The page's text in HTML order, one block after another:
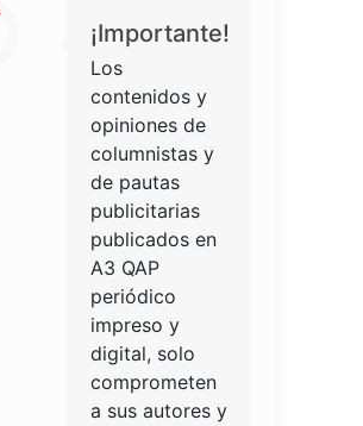
¡Importante!
Los
contenidos y
opiniones de
columnistas y
de pautas
publicitarias
publicados en
A3 QAP
periódico
impreso y
digital, solo
comprometen
a sus autores y